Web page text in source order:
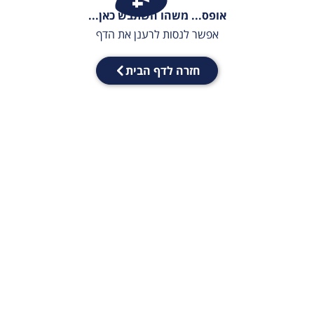
אופס... משהו השתבש כאן...
אפשר לנסות לרענן את הדף
חזרה לדף הבית